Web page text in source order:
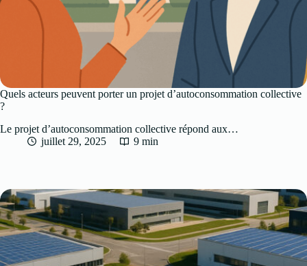
Quels acteurs peuvent porter un projet d’autoconsommation collective
?
Le projet d’autoconsommation collective répond aux…
juillet 29, 2025
9 min